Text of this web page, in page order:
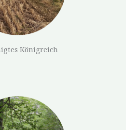
Königreich